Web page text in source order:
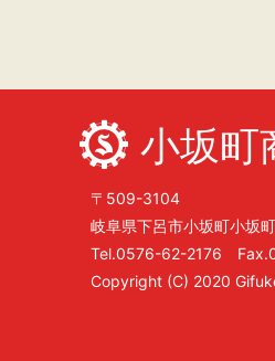
小坂町
〒509-3104
岐阜県下呂市小坂町小坂
Tel.0576-62-2176
Copyright (C) 2020